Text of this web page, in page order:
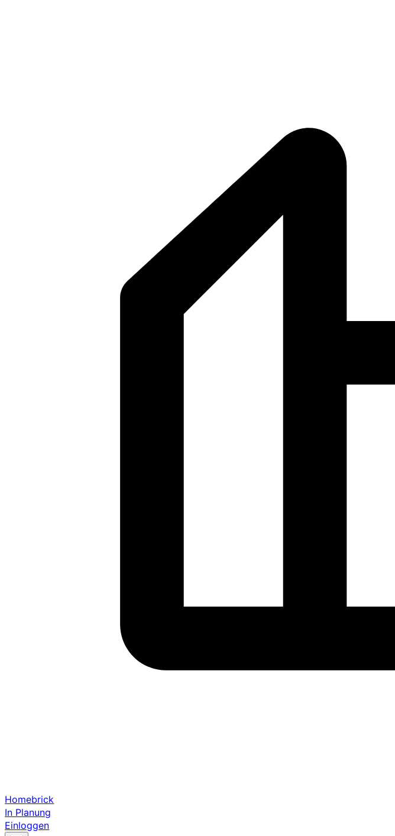
Homebrick
In Planung
Einloggen